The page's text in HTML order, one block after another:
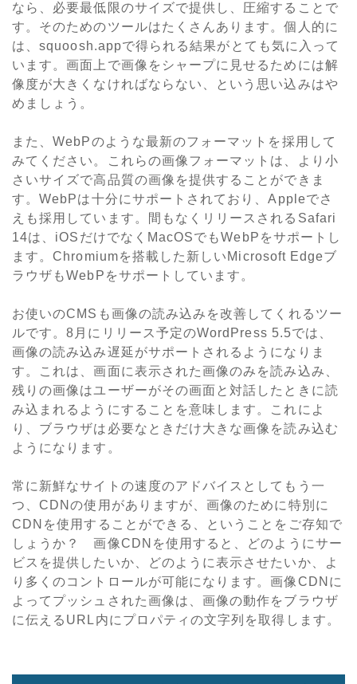
なら、必要最低限のサイズで提供し、圧縮することで
す。そのためのツールはたくさんあります。個人的に
は、squoosh.appで得られる結果がとても気に入って
います。画面上で画像をシャープに見せるためには解
像度が大きくなければならない、という思い込みはや
めましょう。
また、WebPのような最新のフォーマットを採用して
みてください。これらの画像フォーマットは、より小
さいサイズで高品質の画像を提供することができま
す。WebPは十分にサポートされており、Appleでさ
えも採用しています。間もなくリリースされるSafari
14は、iOSだけでなくMacOSでもWebPをサポートし
ます。Chromiumを搭載した新しいMicrosoft Edgeブ
ラウザもWebPをサポートしています。
お使いのCMSも画像の読み込みを改善してくれるツー
ルです。8月にリリース予定のWordPress 5.5では、
画像の読み込み遅延がサポートされるようになりま
す。これは、画面に表示された画像のみを読み込み、
残りの画像はユーザーがその画面と対話したときに読
み込まれるようにすることを意味します。これによ
り、ブラウザは必要なときだけ大きな画像を読み込む
ようになります。
常に新鮮なサイトの速度のアドバイスとしてもう一
つ、CDNの使用がありますが、画像のために特別に
CDNを使用することができる、ということをご存知で
しょうか？ 画像CDNを使用すると、どのようにサー
ビスを提供したいか、どのように表示させたいか、よ
り多くのコントロールが可能になります。画像CDNに
よってプッシュされた画像は、画像の動作をブラウザ
に伝えるURL内にプロパティの文字列を取得します。